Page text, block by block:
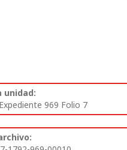
unidad:
969 Folio 7